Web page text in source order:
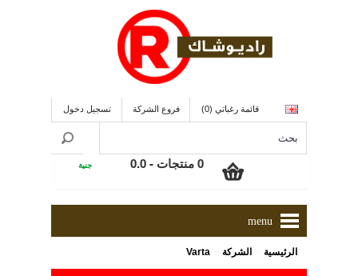
قائمة رغباتي (0) فروع الشركة تسجيل دخول
0 منتجات - 0.0 جنية
menu
الرئيسية الشركة Varta